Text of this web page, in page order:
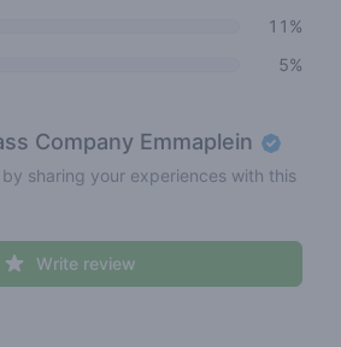
11%
5%
Company Emmaplein
sharing your experiences with this
Write review